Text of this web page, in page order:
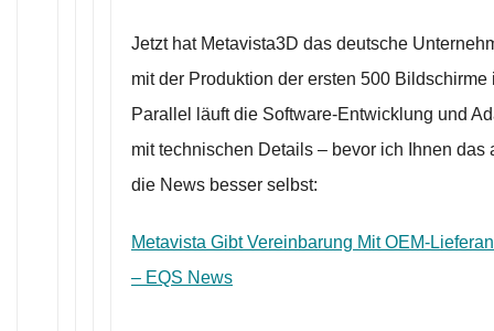
Jetzt hat Metavista3D das deutsche
mit der Produktion der ersten 500
Parallel läuft die Software-Entwicklung und
mit technischen Details – bevor ich Ihnen das
die News besser selbst:
Metavista Gibt Vereinbarung Mit OEM-
– EQS News